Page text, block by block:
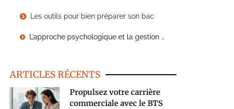
Les outils pour bien préparer son bac
L’approche psychologique et la gestion du stress
ARTICLES RÉCENTS
Propulsez votre carrière
commerciale avec le BTS